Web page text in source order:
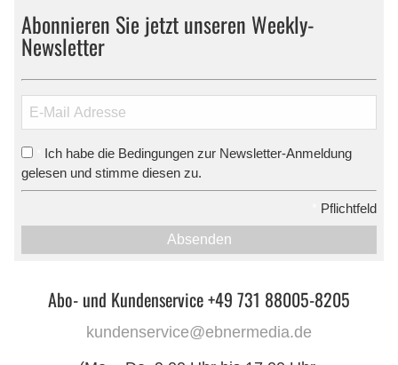
Abonnieren Sie jetzt unseren Weekly-
Newsletter
Ich habe die Bedingungen zur Newsletter-Anmeldung
gelesen und stimme diesen zu.
Pflichtfeld
Absenden
Abo- und Kundenservice +49 731 88005-8205
kundenservice@ebnermedia.de